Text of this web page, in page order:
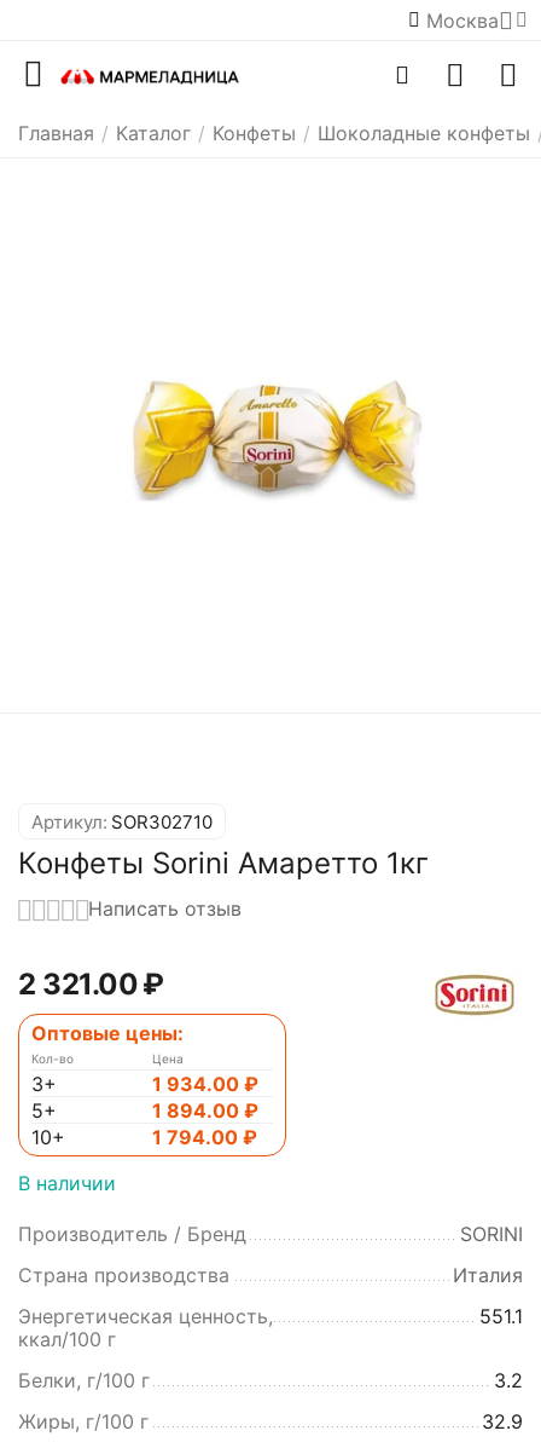
Москва
Главная / Каталог / Конфеты / Шоколадные конфеты
Артикул: SOR302710
Конфеты Sorini Амаретто 1кг
Написать отзыв
2 321.00₽
Оптовые цены:
Кол-во
3+
5+
10+
Цена
1 934.00 ₽
1 894.00 ₽
1 794.00 ₽
В наличии
Производитель / Бренд
SORINI
Страна производства
Италия
Энергетическая ценность,
ккал/100 г
551.1
Белки, г/100 г
3.2
Жиры, г/100 г
32.9